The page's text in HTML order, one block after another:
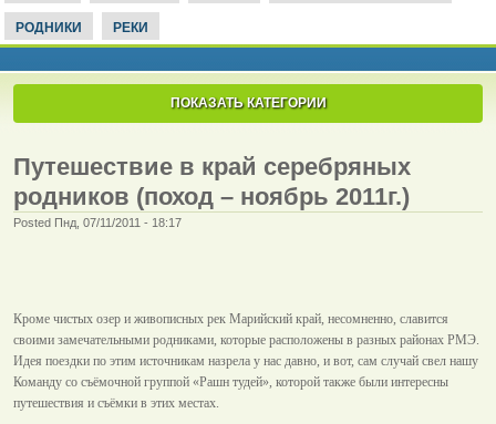
РОДНИКИ РЕКИ
ПОКАЗАТЬ КАТЕГОРИИ
Путешествие в край серебряных
родников (поход – ноябрь 2011г.)
Posted Пнд, 07/11/2011 - 18:17
Кроме чистых озер и живописных рек Марийский край, несомненно, славится
своими замечательными родниками, которые расположены в разных районах РМЭ.
Идея поездки по этим источникам назрела у нас давно, и вот, сам случай свел нашу
Команду со съёмочной группой «Рашн тудей», которой также были интересны
путешествия и съёмки в этих местах.